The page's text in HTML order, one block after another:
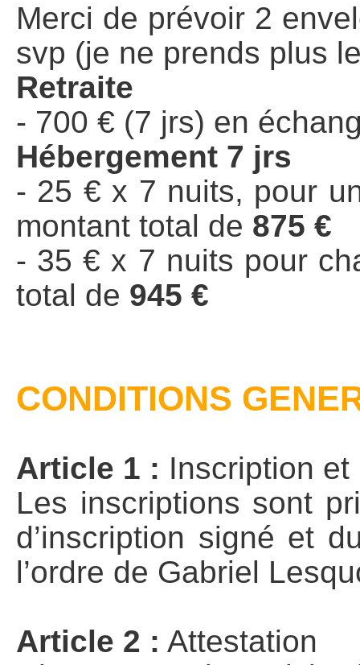
Merci de prévoir 2
svp (je ne prends plus
Retraite
- 700 € (7 jrs) en
Hébergement 7 jrs
- 25 € x 7 nuits, pour
montant total de 875 €
- 35 € x 7 nuits pour
total de 945 €
CONDITIONS
Article 1 : Inscription et
Les inscriptions sont
d’inscription signé et
l’ordre de Gabriel
Article 2 : Attestation